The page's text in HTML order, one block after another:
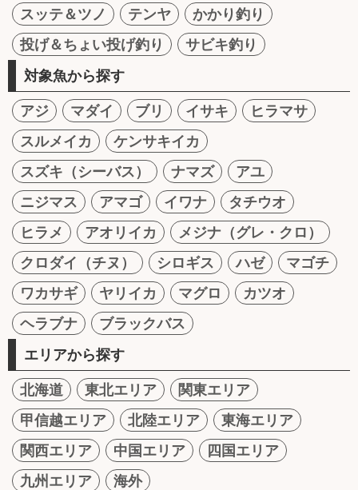
スッテ＆ツノ テンヤ
かかり釣り
投げ＆ちょい投げ釣り
サビキ釣り
対象魚から探す
アジ マダイ ブリ イサキ
ヒラマサ
スルメイカ
ケンサキイカ
スズキ（シーバス）
ナマズ
アユ
ニジマス
アマゴ イワナ
タチウオ
ヒラメ
アオリイカ
メジナ（グレ・クロ）
クロダイ（チヌ）
シロギス ハゼ
マゴチ
ワカサギ
ヤリイカ マグロ
カツオ
ヘラブナ
ブラックバス
エリアから探す
北海道 東北エリア
関東エリア
甲信越エリア
北陸エリア
東海エリア
関西エリア
中国エリア
四国エリア
九州エリア
海外